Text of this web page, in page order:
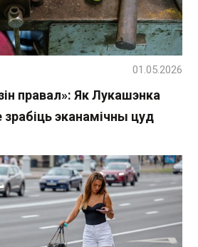
правал»: Як Лукашэнка
зрабіць эканамічны цуд
01.05.2026